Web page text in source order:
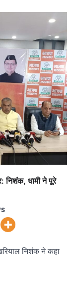
निशंक, धामी ने पूरे
निशंक ने कहा